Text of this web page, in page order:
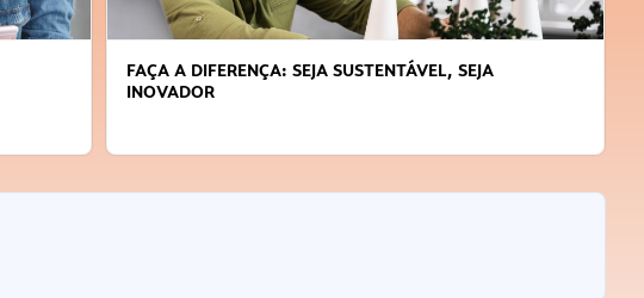
APRENDA A GERENCIAR O SEU TEMPO